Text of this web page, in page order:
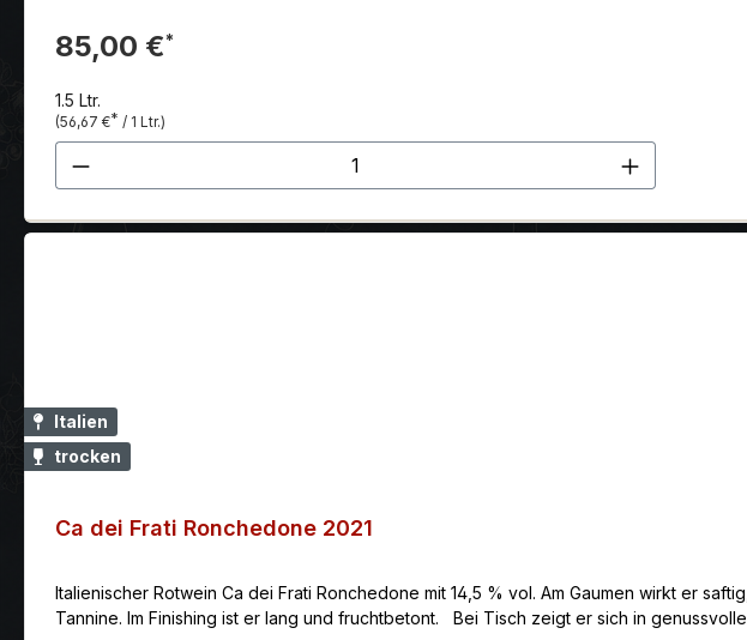
85,00 €*
1.5 Ltr.
(56,67 €* / 1 Ltr.)
Produkt Anzahl: Gib den gewünschten Wert ein
Italien
trocken
Ca dei Frati Ronchedone 2021
Italienischer Rotwein Ca dei Frati Ronchedone mit 14,5 % vol. Am Gaumen wirkt er
Tannine. Im Finishing ist er lang und fruchtbetont. Bei Tisch zeigt er sich in